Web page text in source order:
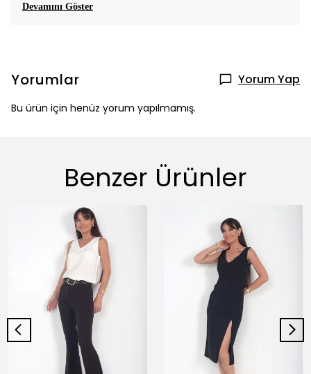
Devamını Göster
Yorumlar Yorum Yap
Bu ürün için henüz yorum yapılmamış.
Benzer Ürünler